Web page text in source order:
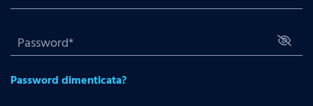
Password dimenticata?